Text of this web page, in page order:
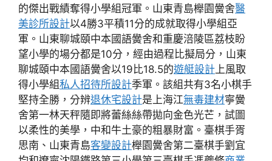
的傑出戰績奪得小學組冠軍。山東青島櫸園黌舍醫
美診所設計以4勝3平積11分的成就取得小學組亞
軍。山東聊城頤中本國語黌舍和重慶涪陵區荔枝盼
望小學的場分都是10分，經由過程比擬局分，山東
聊城頤中本國語黌舍以19比18.5的遊艇設計 上風取
得小學組私人招待所設計季軍。該組共有3名小棋手
堅持全勝，分辨退休宅設計是上海江無毒建材寧黌
舍第一林天秤隨即將蕾絲絲帶拋向金色光芒，試圖
以柔性的美學，中和牛土豪的粗暴財富。臺棋手胥
思南、山東青島客變設計櫸園黌舍第二臺棋手劉宜